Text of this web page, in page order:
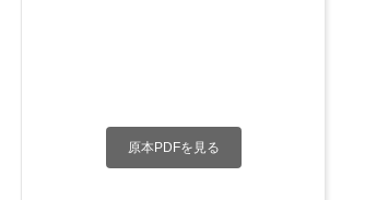
原本PDFを見る